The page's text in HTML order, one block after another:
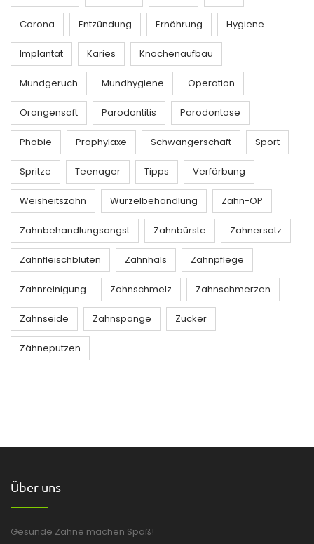
Corona Entzündung Ernährung Hygiene
Implantat Karies Knochenaufbau
Mundgeruch Mundhygiene Operation
Orangensaft Parodontitis Parodontose
Phobie Prophylaxe Schwangerschaft Sport
Spritze Teenager Tipps Verfärbung
Weisheitszahn Wurzelbehandlung Zahn-OP
Zahnbehandlungsangst Zahnbürste Zahnersatz
Zahnfleischbluten Zahnhals Zahnpflege
Zahnreinigung Zahnschmelz Zahnschmerzen
Zahnseide Zahnspange Zucker
Zähneputzen
Über uns
Gesunde Zähne machen Spaß!